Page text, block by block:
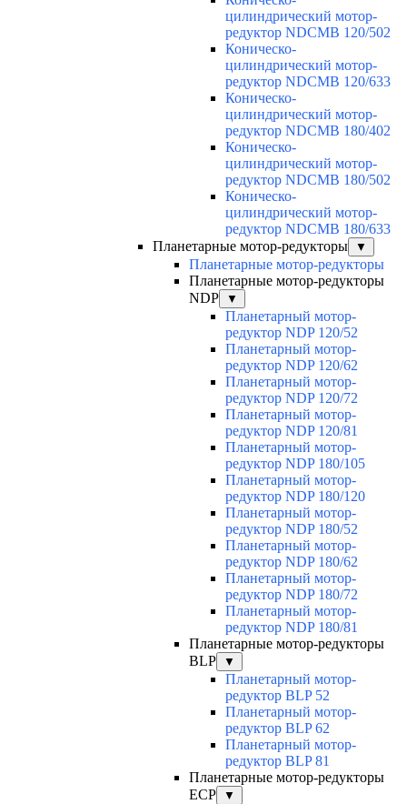
цилиндрический мотор-
редуктор NDCMB 120/502
Коническо-
цилиндрический мотор-
редуктор NDCMB 120/633
Коническо-
цилиндрический мотор-
редуктор NDCMB 180/402
Коническо-
цилиндрический мотор-
редуктор NDCMB 180/502
Коническо-
цилиндрический мотор-
редуктор NDCMB 180/633
Планетарные мотор-редукторы
▼
Планетарные мотор-редукторы
Планетарные мотор-редукторы
NDP
▼
Планетарный мотор-
редуктор NDP 120/52
Планетарный мотор-
редуктор NDP 120/62
Планетарный мотор-
редуктор NDP 120/72
Планетарный мотор-
редуктор NDP 120/81
Планетарный мотор-
редуктор NDP 180/105
Планетарный мотор-
редуктор NDP 180/120
Планетарный мотор-
редуктор NDP 180/52
Планетарный мотор-
редуктор NDP 180/62
Планетарный мотор-
редуктор NDP 180/72
Планетарный мотор-
редуктор NDP 180/81
Планетарные мотор-редукторы
BLP
▼
Планетарный мотор-
редуктор BLP 52
Планетарный мотор-
редуктор BLP 62
Планетарный мотор-
редуктор BLP 81
Планетарные мотор-редукторы
ECP
▼